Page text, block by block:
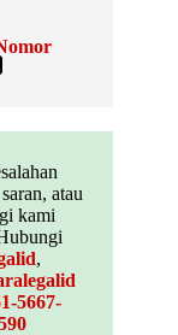
atau
kami
,
5667-